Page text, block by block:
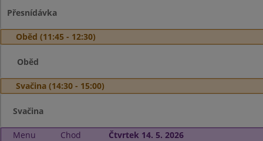
Přesnídávka
Oběd (11:45 - 12:30)
Oběd
Svačina (14:30 - 15:00)
Svačina
Menu Chod
Čtvrtek 14. 5. 2026